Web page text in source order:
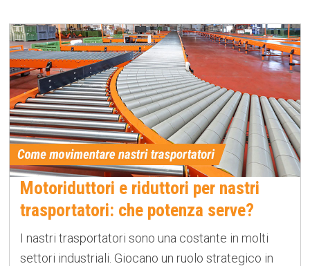
Motoriduttori e riduttori per nastri
trasportatori: che potenza serve?
I nastri trasportatori sono una costante in molti
settori industriali. Giocano un ruolo strategico in